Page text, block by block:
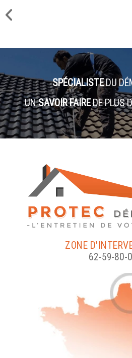
SPÉCIALISTEDU
UNSAVOIR FAIREDE PLUS
ZONE
62-59-80-